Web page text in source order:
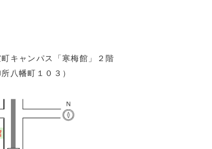
キャンパス「寒梅館」２階
八幡町１０３）